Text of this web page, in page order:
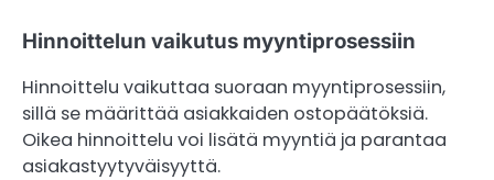
Hinnoittelun vaikutus myyntiprosessiin
Hinnoittelu vaikuttaa suoraan myyntiprosessiin,
sillä se määrittää asiakkaiden ostopäätöksiä.
Oikea hinnoittelu voi lisätä myyntiä ja parantaa
asiakastyytyväisyyttä.